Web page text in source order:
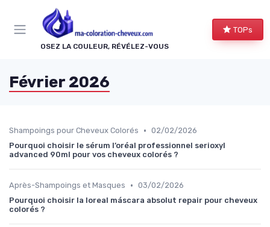
OSEZ LA COULEUR, RÉVÉLEZ-VOUS
TOPs
Février 2026
Shampoings pour Cheveux Colorés • 02/02/2026
Pourquoi choisir le sérum l’oréal professionnel serioxyl
advanced 90ml pour vos cheveux colorés ?
Après-Shampoings et Masques • 03/02/2026
Pourquoi choisir la loreal máscara absolut repair pour cheveux
colorés ?
Panneau de gestion des cookies